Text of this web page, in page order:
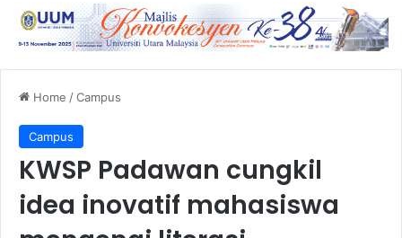
Home /Campus
Campus
KWSP Padawan cungkil
idea inovatif mahasiswa